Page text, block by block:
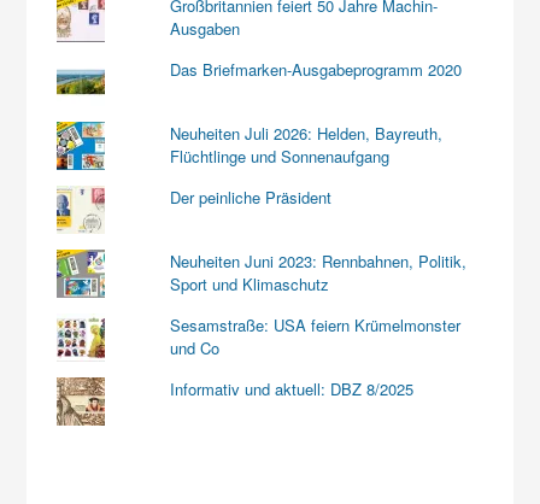
Großbritannien feiert 50 Jahre Machin-
Ausgaben
Das Briefmarken-Ausgabeprogramm 2020
Neuheiten Juli 2026: Helden, Bayreuth,
Flüchtlinge und Sonnenaufgang
Der peinliche Präsident
Neuheiten Juni 2023: Rennbahnen, Politik,
Sport und Klimaschutz
Sesamstraße: USA feiern Krümelmonster
und Co
Informativ und aktuell: DBZ 8/2025